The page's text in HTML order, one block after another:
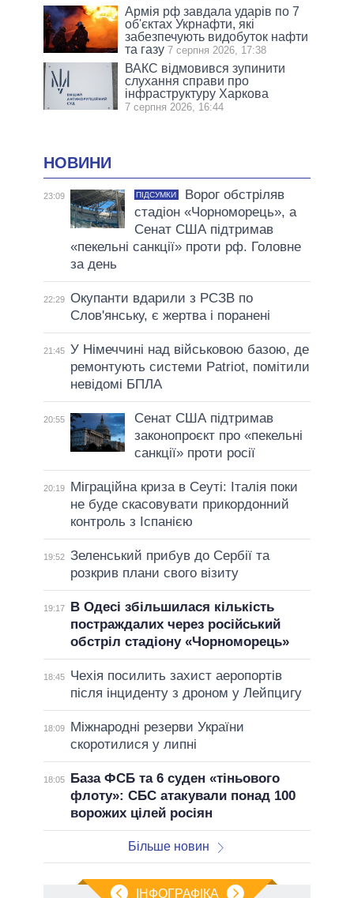
Армія рф завдала ударів по 7
об'єктах Укрнафти, які
забезпечують видобуток нафти
та газу 7 серпня 2026, 17:38
ВАКС відмовився зупинити
слухання справи про
інфраструктуру Харкова
7 серпня 2026, 16:44
НОВИНИ
23:09 ПІДСУМКИ
Ворог обстріляв
стадіон «Чорноморець», а
Сенат США підтримав
«пекельні санкції» проти рф. Головне
за день
22:29 Окупанти вдарили з РСЗВ по
Слов'янську, є жертва і поранені
21:45 У Німеччині над військовою базою, де
ремонтують системи Patriot, помітили
невідомі БПЛА
20:55
Сенат США підтримав
законопроєкт про «пекельні
санкції» проти росії
20:19
Міграційна криза в Сеуті: Італія поки
не буде скасовувати прикордонний
контроль з Іспанією
19:52 Зеленський прибув до Сербії та
розкрив плани свого візиту
19:17
В Одесі збільшилася кількість
постраждалих через російський
обстріл стадіону «Чорноморець»
18:45
Чехія посилить захист аеропортів
після інциденту з дроном у Лейпцигу
18:09
Міжнародні резерви України
скоротилися у липні
18:05
База ФСБ та 6 суден «тіньового
флоту»: СБС атакували понад 100
ворожих цілей росіян
Більше новин
ІНФОГРАФІКА